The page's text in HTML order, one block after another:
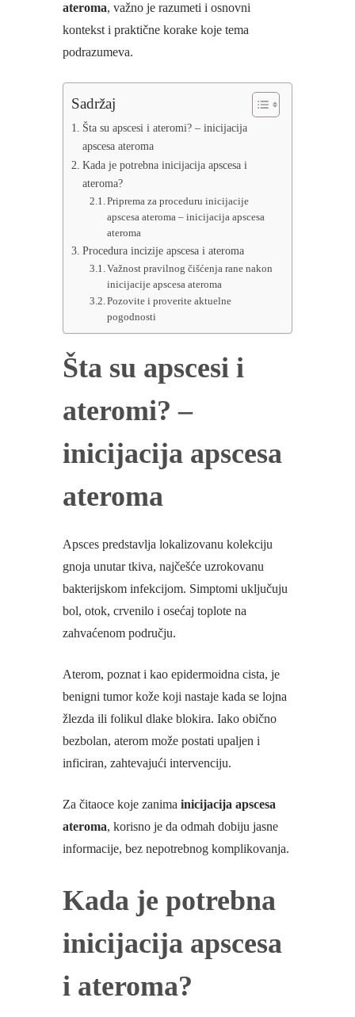
ateroma, važno je razumeti i osnovni
kontekst i praktične korake koje tema
podrazumeva.
Sadržaj
Šta su apscesi i ateromi? – inicijacija
apscesa ateroma
Kada je potrebna inicijacija apscesa i
ateroma?
Priprema za proceduru inicijacije
apscesa ateroma – inicijacija apscesa
ateroma
Procedura incizije apscesa i ateroma
Važnost pravilnog čišćenja rane nakon
inicijacije apscesa ateroma
Pozovite i proverite aktuelne
pogodnosti
Šta su apscesi i
ateromi? –
inicijacija apscesa
ateroma
Apsces predstavlja lokalizovanu kolekciju
gnoja unutar tkiva, najčešće uzrokovanu
bakterijskom infekcijom. Simptomi uključuju
bol, otok, crvenilo i osećaj toplote na
zahvaćenom području.
Aterom, poznat i kao epidermoidna cista, je
benigni tumor kože koji nastaje kada se lojna
žlezda ili folikul dlake blokira. Iako obično
bezbolan, aterom može postati upaljen i
inficiran, zahtevajući intervenciju.
Za čitaoce koje zanima inicijacija apscesa
ateroma, korisno je da odmah dobiju jasne
informacije, bez nepotrebnog komplikovanja.
Kada je potrebna
inicijacija apscesa
i ateroma?